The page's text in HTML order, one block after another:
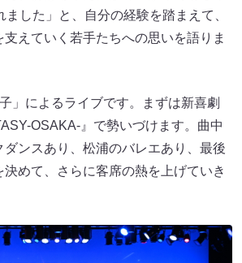
した」と、自分の経験を踏まえて、
えていく若手たちへの思いを語りま
」によるライブです。まずは新喜劇
OSAKA-』で勢いづけます。曲中
ダンスあり、松浦のバレエあり、最後
めて、さらに客席の熱を上げていき